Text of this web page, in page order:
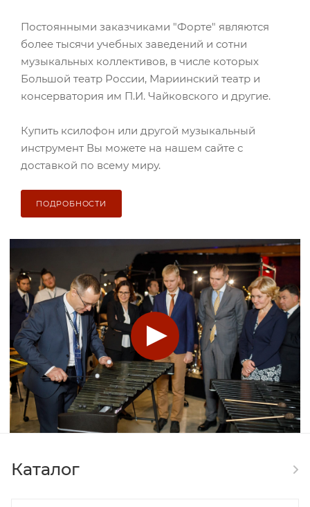
Постоянными заказчиками "Форте" являются
более тысячи учебных заведений и сотни
музыкальных коллективов, в числе которых
Большой театр России, Мариинский театр и
консерватория им П.И. Чайковского и другие.
Купить ксилофон или другой музыкальный
инструмент Вы можете на нашем сайте с
доставкой по всему миру.
ПОДРОБНОСТИ
Каталог